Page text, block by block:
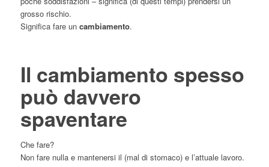
grosso rischio.
Significa fare un cambiamento.
Il cambiamento spesso
può davvero
spaventare
Che fare?
Non fare nulla e mantenersi il (mal di stomaco) e l’attuale lavoro.